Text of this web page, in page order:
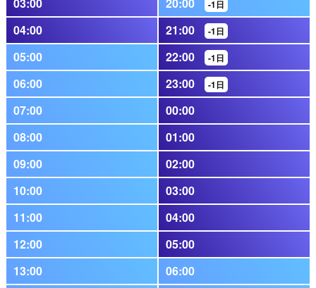
03:00 20:00 -1日
04:00 21:00 -1日
05:00 22:00 -1日
06:00 23:00 -1日
07:00
00:00
08:00
01:00
09:00
02:00
10:00
03:00
11:00
04:00
12:00
05:00
13:00
06:00